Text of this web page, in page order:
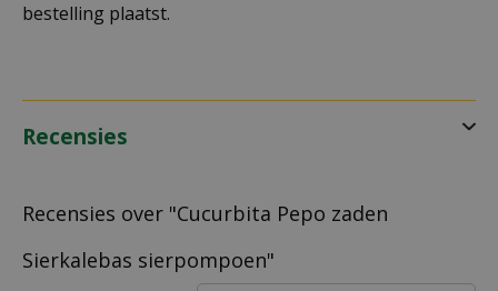
bestelling plaatst.
Recensies
Recensies over "Cucurbita Pepo zaden
Sierkalebas sierpompoen"